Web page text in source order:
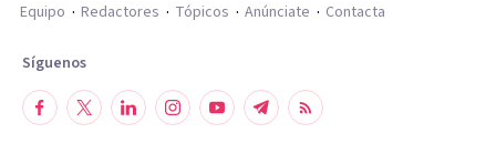
Equipo
Redactores Tópicos Anúnciate Contacta
Síguenos